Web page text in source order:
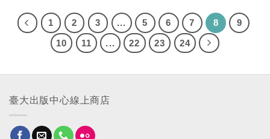
1 2 3 ... 5 6 7 8
9
10
11 ... 22 23 24
臺大出版中心線上商店